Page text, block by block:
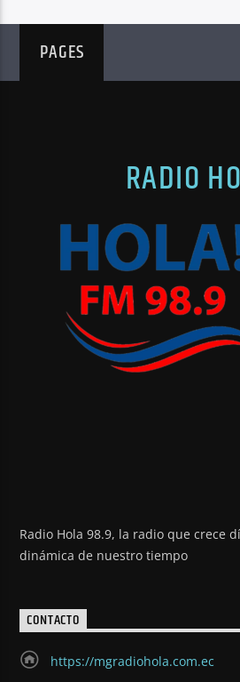
PAGES
RADIO
Radio Hola 98.9, la radio que crece
dinámica de nuestro tiempo
CONTACTO
https://mgradiohola.com.ec